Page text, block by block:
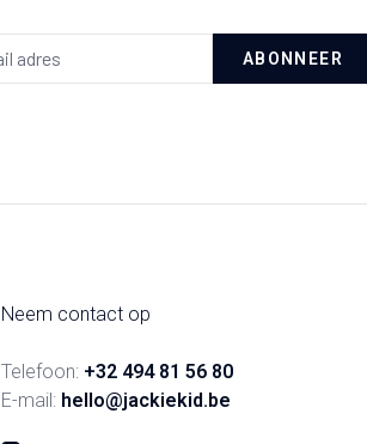
ABONNEER
Neem contact op
Telefoon: +32 494 81 56 80
E-mail: hello@jackiekid.be